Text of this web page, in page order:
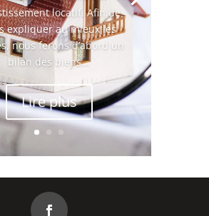
locatif. Afin de
expliquer au mieux les
nous ferons d’abord un
bilan des biens...
Lire plus